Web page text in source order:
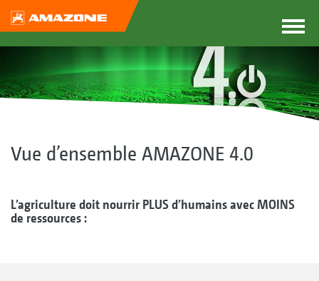
Vue d’ensemble AMAZONE 4.0
L’agriculture doit nourrir PLUS d’humains avec MOINS
de ressources :